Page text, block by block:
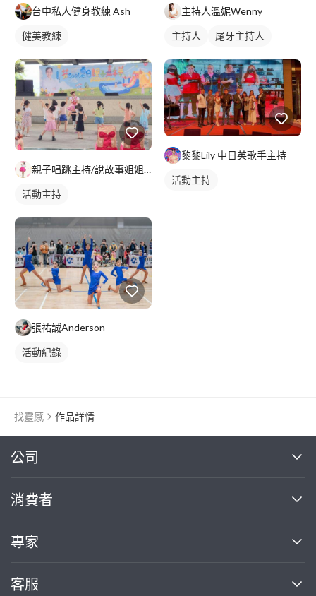
台中私人健身教練 Ash
健美教練
親子唱跳主持/說故事姐姐 貝殼姐姐
活動主持
張祐誠Anderson
活動紀錄
主持人溫妮Wenny
主持人 尾牙主持人
黎黎Lily 中日英歌手主持
活動主持
找靈感 作品詳情
公司
關於我們
部落格
加入我們
消費者
買服務
熱門服務
專家
案件中心
客服
繼續完成